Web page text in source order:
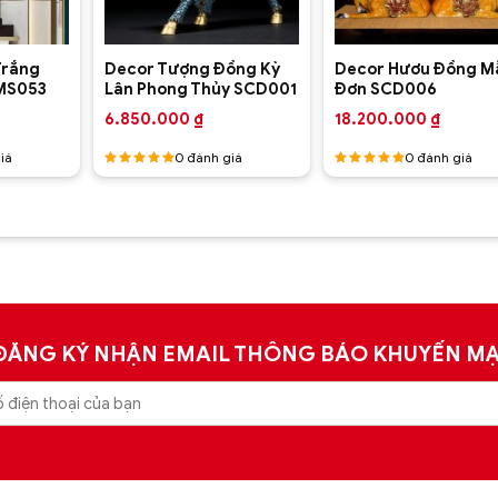
Decor Tượng Đồng Kỳ
Lân Phong Thủy SCD001
6.850.000 ₫
Được
0đánh giá
+
Decor Hươu Đồng
Đơn SCD006
18.200.000 ₫
Được
0đánh giá
KÝ NHẬN EMAIL THÔNG BÁO KHUYẾN